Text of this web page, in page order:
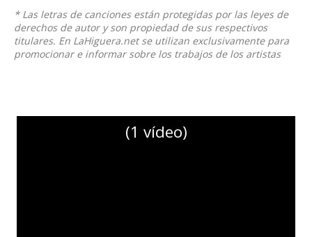
* Las letras de canciones están protegidas por las leyes de
derechos de autor y son propiedad de sus respectivos
titulares. En LaHiguera.net se utilizan exclusivamente para
promocionar e informar sobre los trabajos de los artistas
(1 vídeo)